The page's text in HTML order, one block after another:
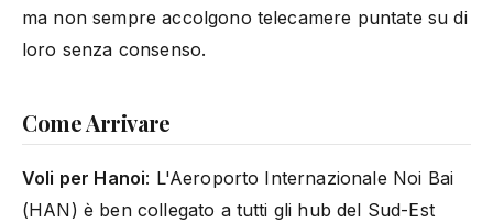
ma non sempre accolgono telecamere puntate su di
loro senza consenso.
Come Arrivare
Voli per Hanoi: L'Aeroporto Internazionale Noi Bai
(HAN) è ben collegato a tutti gli hub del Sud-Est